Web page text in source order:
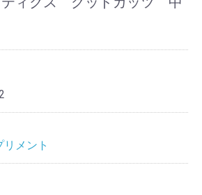
リメント